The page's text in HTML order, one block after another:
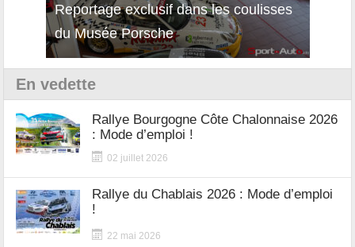
Reportage exclusif dans les coulisses
du Musée Porsche
En vedette
Rallye Bourgogne Côte Chalonnaise 2026
: Mode d’emploi !
02 juillet 2026
Rallye du Chablais 2026 : Mode d’emploi
!
22 mai 2026